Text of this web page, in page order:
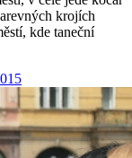
krojích
kde taneční